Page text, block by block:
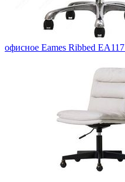
офисное Eames Ribbed EA117